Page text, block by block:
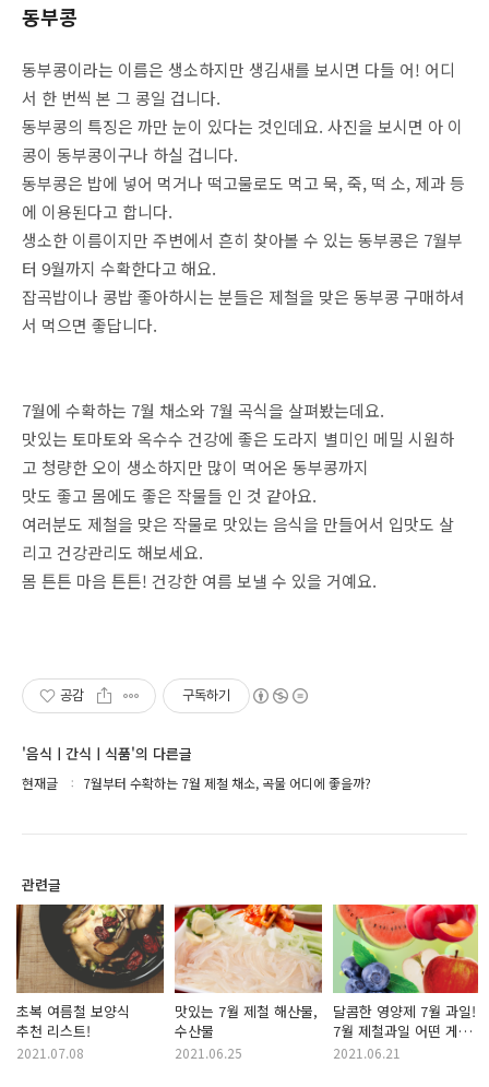
동부콩
동부콩이라는 이름은 생소하지만 생김새를 보시면 다들 어! 어디
서 한 번씩 본 그 콩일 겁니다.
동부콩의 특징은 까만 눈이 있다는 것인데요. 사진을 보시면 아 이
콩이 동부콩이구나 하실 겁니다.
동부콩은 밥에 넣어 먹거나 떡고물로도 먹고 묵, 죽, 떡 소, 제과 등
에 이용된다고 합니다.
생소한 이름이지만 주변에서 흔히 찾아볼 수 있는 동부콩은 7월부
터 9월까지 수확한다고 해요.
잡곡밥이나 콩밥 좋아하시는 분들은 제철을 맞은 동부콩 구매하셔
서 먹으면 좋답니다.
7월에 수확하는 7월 채소와 7월 곡식을 살펴봤는데요.
맛있는 토마토와 옥수수 건강에 좋은 도라지 별미인 메밀 시원하
고 청량한 오이 생소하지만 많이 먹어온 동부콩까지
맛도 좋고 몸에도 좋은 작물들 인 것 같아요.
여러분도 제철을 맞은 작물로 맛있는 음식을 만들어서 입맛도 살
리고 건강관리도 해보세요.
몸 튼튼 마음 튼튼! 건강한 여름 보낼 수 있을 거예요.
공감 구독하기
'음식ㅣ간식ㅣ식품'의 다른글
현재글 7월부터 수확하는 7월 제철 채소, 곡물 어디에 좋을까?
관련글
초복 여름철 보양식
추천 리스트!
2021.07.08
맛있는 7월 제철 해산물,
수산물
2021.06.25
달콤한 영양제 7월 과일!
7월 제철과일 어떤 게
있나?
2021.06.21